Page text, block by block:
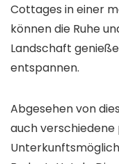
Cottages in einer
können die Ruhe
Landschaft
entspannen.
Abgesehen von
auch verschiedene